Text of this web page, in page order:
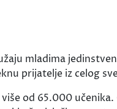
mladima
prijatelje iz celog
od 65.000